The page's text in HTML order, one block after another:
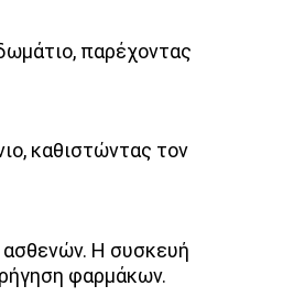
παρέχοντας
καθιστώντας τον
ασθενών. Η συσκευή
φαρμάκων.